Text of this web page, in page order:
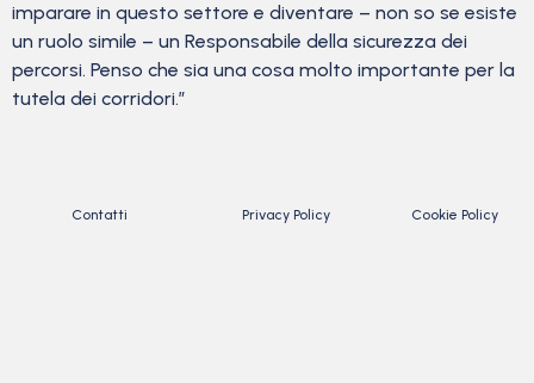
imparare in questo settore e diventare – non so se esiste
un ruolo simile – un Responsabile della sicurezza dei
percorsi. Penso che sia una cosa molto importante per la
tutela dei corridori.”
Contatti Privacy Policy Cookie Policy